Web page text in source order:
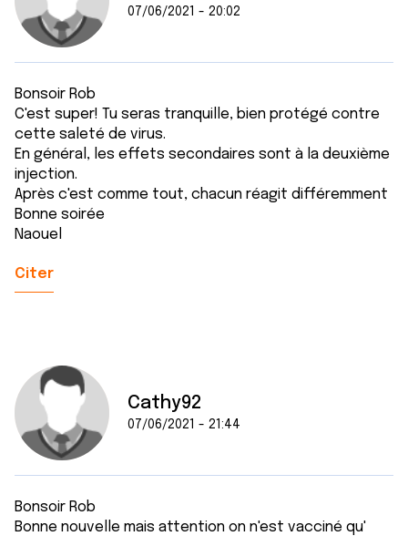
07/06/2021 - 20:02
Bonsoir Rob
C'est super! Tu seras tranquille, bien protégé contre
cette saleté de virus.
En général, les effets secondaires sont à la deuxième
injection.
Après c'est comme tout, chacun réagit différemment
Bonne soirée
Naouel
Citer
Cathy92
07/06/2021 - 21:44
Bonsoir Rob
Bonne nouvelle mais attention on n'est vacciné qu'